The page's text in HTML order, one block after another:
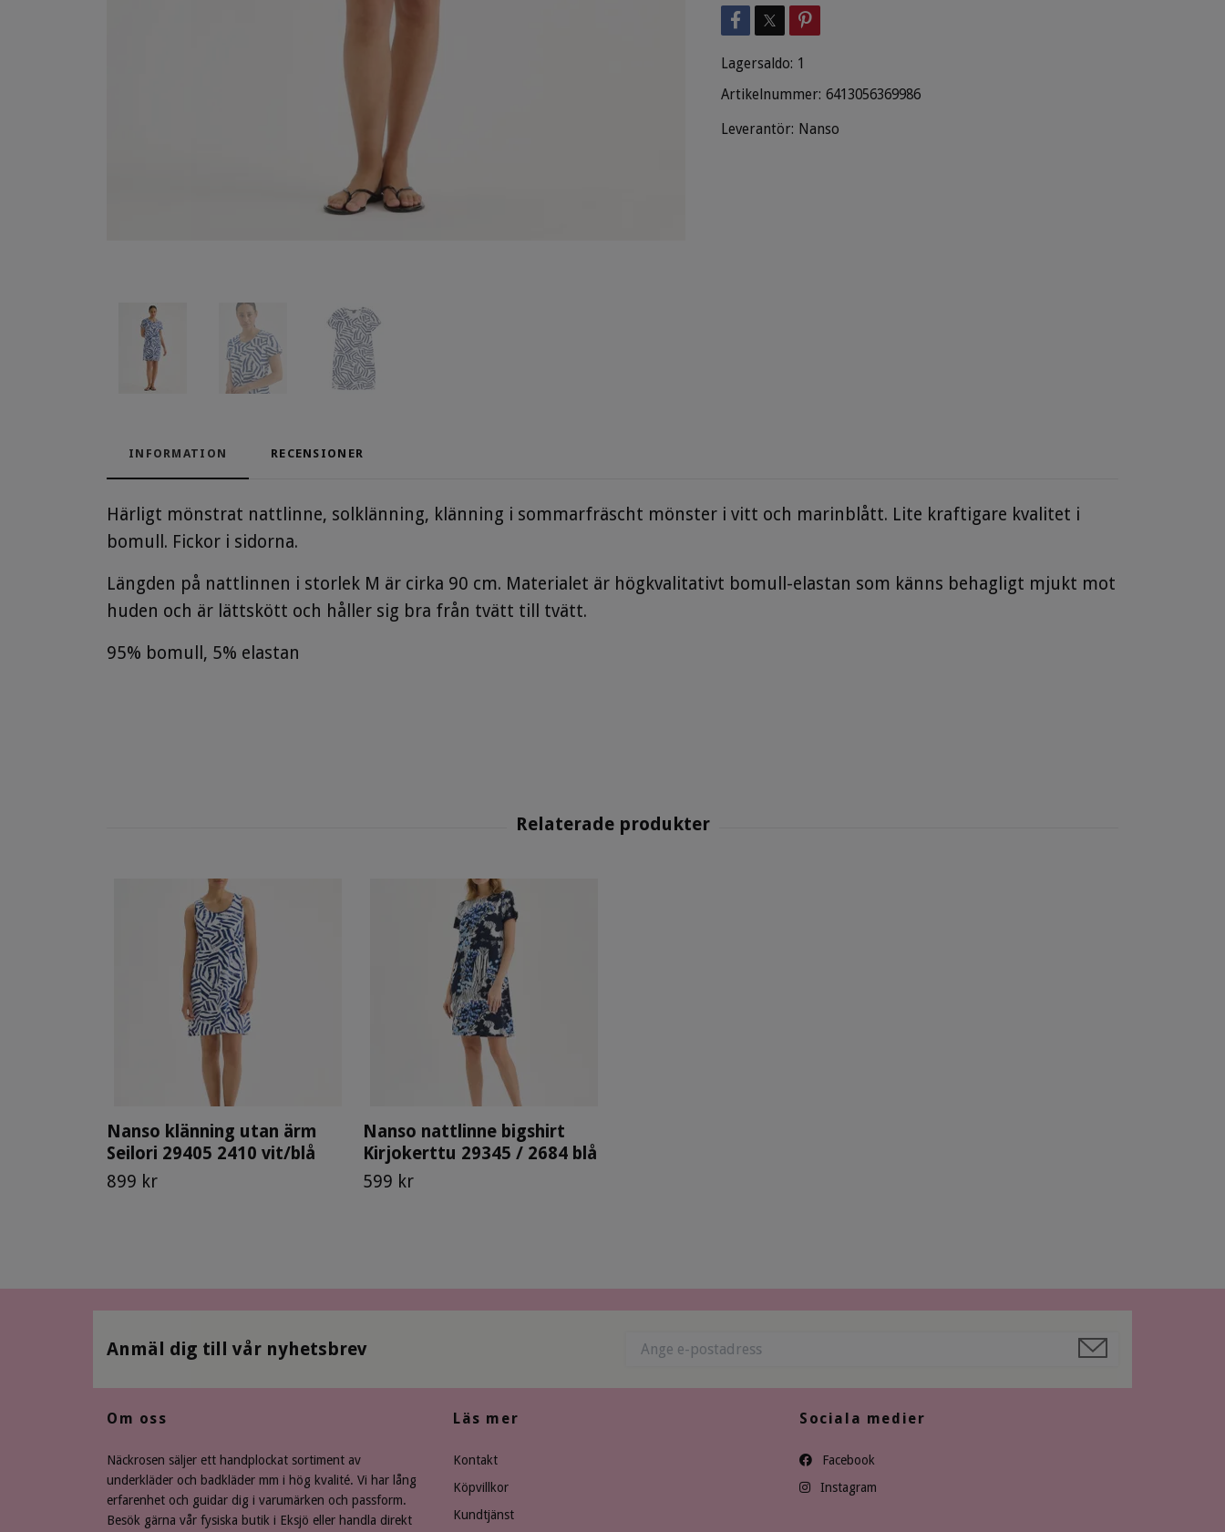
Lagersaldo: 1
Artikelnummer: 6413056369986
Leverantör: Nanso
INFORMATION RECENSIONER
Härligt mönstrat nattlinne, solklänning, klänning i sommarfräscht mönster i vitt och marinblått. Lite kraftigare kvalitet i
bomull. Fickor i sidorna.
Längden på nattlinnen i storlek M är cirka 90 cm. Materialet är högkvalitativt bomull-elastan som känns behagligt mjukt mot
huden och är lättskött och håller sig bra från tvätt till tvätt.
95% bomull, 5% elastan
Nanso klänning utan ärm
Seilori 29405 2410 vit/blå
899 kr
Nanso nattlinne bigshirt
Kirjokerttu 29345 / 2684 blå
599 kr
Anmäl dig till vår nyhetsbrev
Om oss
Näckrosen säljer ett handplockat sortiment av
underkläder och badkläder mm i hög kvalité. Vi har lång
erfarenhet och guidar dig i varumärken och passform.
Besök gärna vår fysiska butik i Eksjö eller handla direkt
Läs mer
Kontakt
Köpvillkor
Kundtjänst
Sociala medier
Facebook
Instagram